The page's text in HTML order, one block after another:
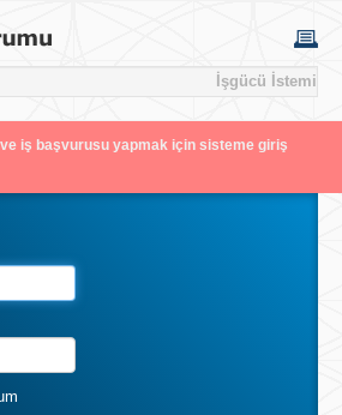
İşgücü İstemi
ve iş başvurusu yapmak için sisteme giriş